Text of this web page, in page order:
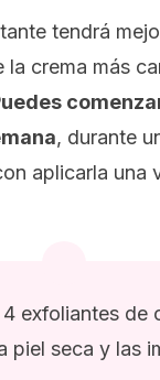
tendrá
la crema más
, durante
aplicarla una
exfoliantes de
piel seca y las